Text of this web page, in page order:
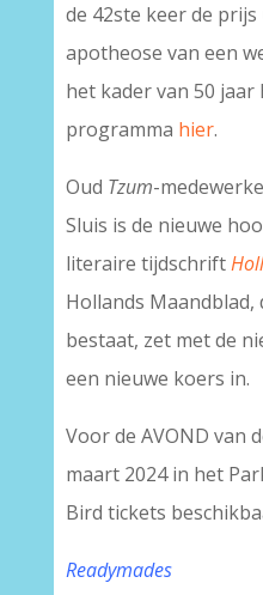
de 42ste keer de
apotheose van een
het kader van 50 jaar
programma hier.
Oud Tzum-
Sluis is de nieuwe
literaire tijdschrift
Hollands
bestaat, zet met de
een nieuwe koers in.
Voor de AVOND van
maart 2024 in het
Bird tickets
Readymades